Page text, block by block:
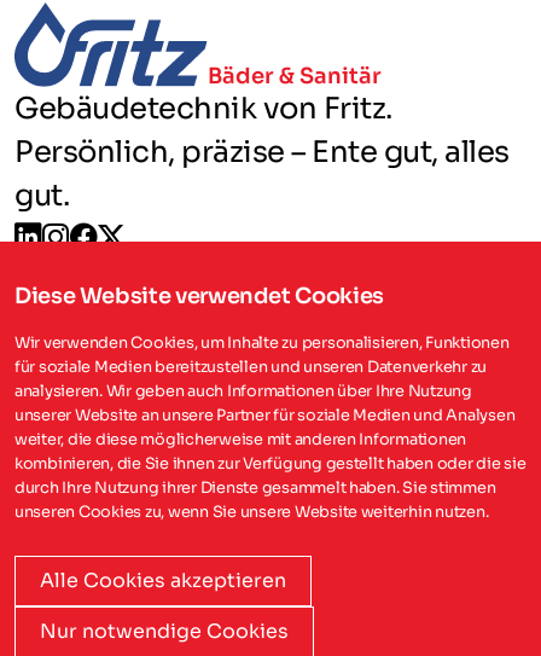
Diese Website verwendet Cookies
Wir verwenden Cookies, um Inhalte zu personalisieren, Funktionen
für soziale Medien bereitzustellen und unseren Datenverkehr zu
analysieren. Wir geben auch Informationen über Ihre Nutzung
unserer Website an unsere Partner für soziale Medien und Analysen
weiter, die diese möglicherweise mit anderen Informationen
kombinieren, die Sie ihnen zur Verfügung gestellt haben oder die sie
durch Ihre Nutzung ihrer Dienste gesammelt haben. Sie stimmen
unseren Cookies zu, wenn Sie unsere Website weiterhin nutzen.
Alle Cookies akzeptieren
Nur notwendige Cookies
Bäder & Sanitär
Gebäudetechnik von Fritz.
Persönlich, präzise – Ente gut, alles
gut.
0781/78 77-0
Notdienst-Service: Montag bis Sonntag: 6 bis 22 Uhr
Cookie-Richtlinie